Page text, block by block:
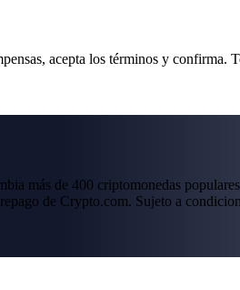
acepta los términos y confirma.
más de 400 criptomonedas
de Crypto.com. Sujeto a